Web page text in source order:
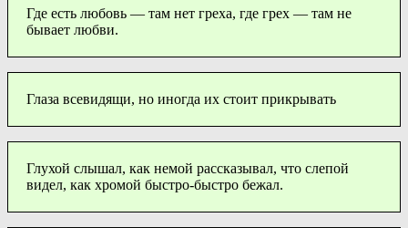
Где есть любовь — там нет греха, где грех — там не
бывает любви.
Глаза всевидящи, но иногда их стоит прикрывать
Глухой слышал, как немой рассказывал, что слепой
видел, как хромой быстро-быстро бежал.